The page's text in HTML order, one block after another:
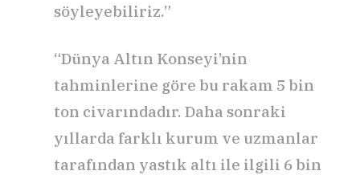
söyleyebiliriz.”
“Dünya Altın Konseyi’nin
tahminlerine göre bu rakam 5 bin
ton civarındadır. Daha sonraki
yıllarda farklı kurum ve uzmanlar
tarafından yastık altı ile ilgili 6 bin